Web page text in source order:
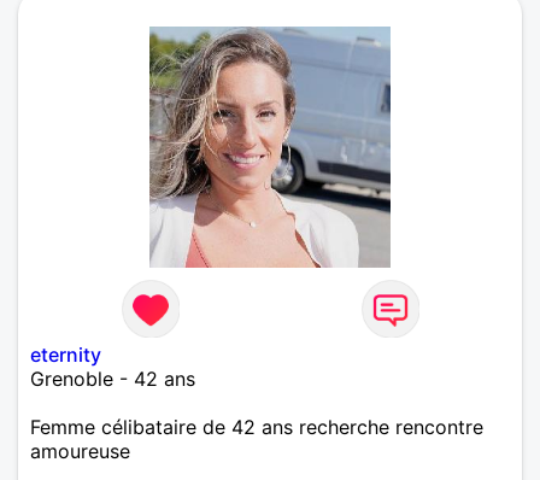
eternity
Grenoble - 42 ans
Femme célibataire de 42 ans recherche rencontre
amoureuse